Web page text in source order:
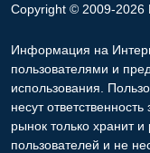
Copyright © 2009-2026
Информация на
пользователями и
использования.
несут
рынок только хранит
пользователей и не